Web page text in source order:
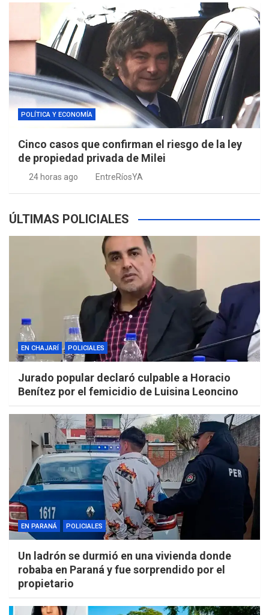
POLÍTICA Y ECONOMÍA
Cinco casos que confirman el riesgo de la ley
de propiedad privada de Milei
24 horas ago EntreRíosYA
ÚLTIMAS POLICIALES
EN CHAJARÍ POLICIALES
Jurado popular declaró culpable a Horacio
Benítez por el femicidio de Luisina Leoncino
EN PARANÁ POLICIALES
Un ladrón se durmió en una vivienda donde
robaba en Paraná y fue sorprendido por el
propietario